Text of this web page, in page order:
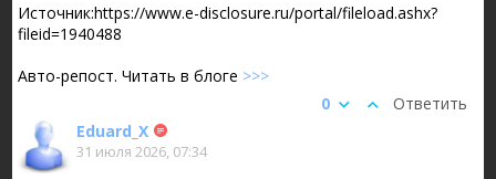
Источник:https://www.e-disclosure.ru/portal/fileload.ashx?
fileid=1940488
Авто-репост. Читать в блоге >>>
Ответить
0
Eduard_X
31 июля 2026, 07:34